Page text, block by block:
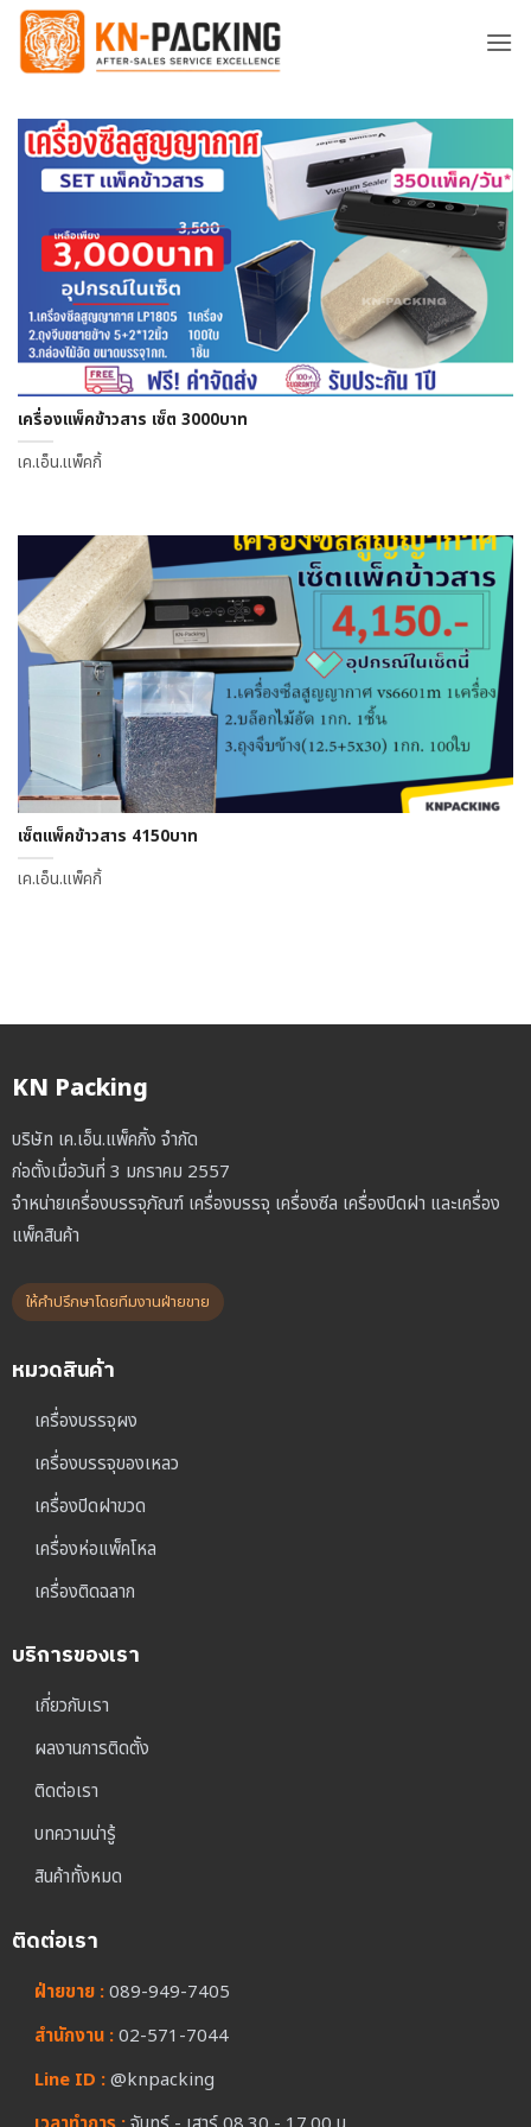
ข้าม
ยัง
เครื่องแพ็คข้าวสาร เซ็ต 3000บาท
เค.เอ็น.แพ็คกิ้
เซ็ตแพ็คข้าวสาร 4150บาท
เค.เอ็น.แพ็คกิ้
KN Packing
บริษัท เค.เอ็น.แพ็คกิ้ง จำกัด
ก่อตั้งเมื่อวันที่ 3 มกราคม 2557
จำหน่ายเครื่องบรรจุภัณฑ์ เครื่องบรรจุ เครื่องซีล เครื่องปิดฝา และเครื่อง
แพ็คสินค้า
ให้คำปรึกษาโดยทีมงานฝ่ายขาย
หมวดสินค้า
เครื่องบรรจุผง
เครื่องบรรจุของเหลว
เครื่องปิดฝาขวด
เครื่องห่อแพ็คโหล
เครื่องติดฉลาก
บริการของเรา
เกี่ยวกับเรา
ผลงานการติดตั้ง
ติดต่อเรา
บทความน่ารู้
สินค้าทั้งหมด
ติดต่อเรา
ฝ่ายขาย :089-949-7405
สำนักงาน :02-571-7044
Line ID :@knpacking